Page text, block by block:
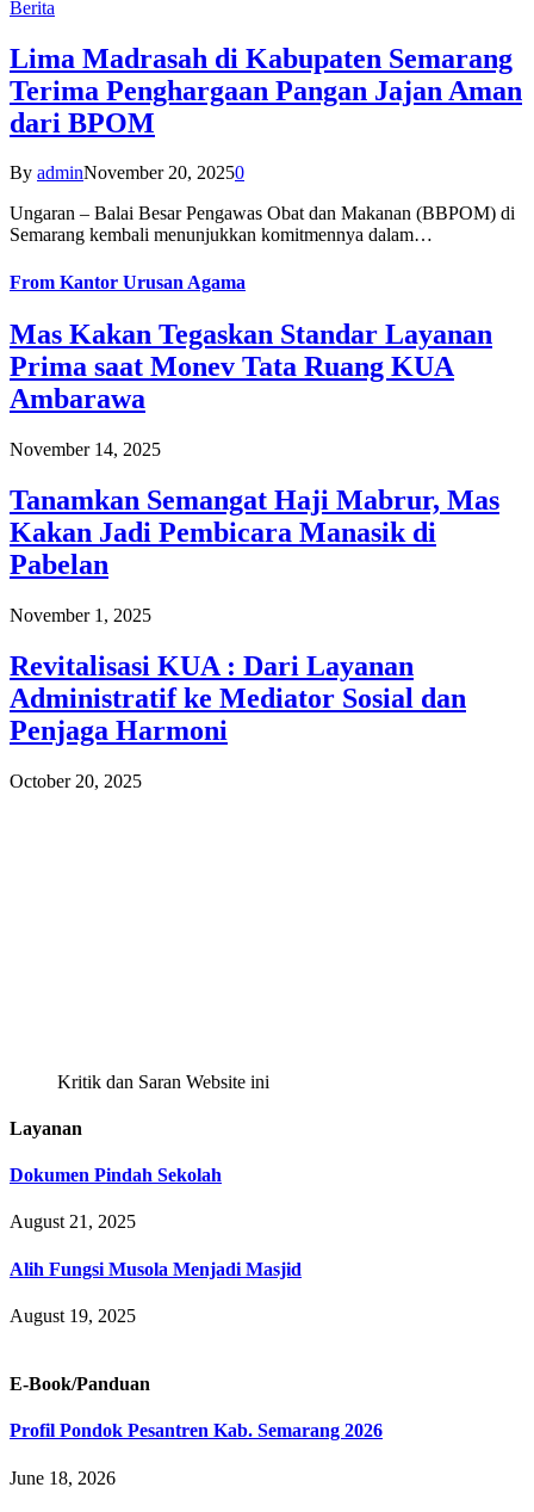
Berita
Lima Madrasah di Kabupaten Semarang
Terima Penghargaan Pangan Jajan Aman
dari BPOM
By adminNovember 20, 20250
Ungaran – Balai Besar Pengawas Obat dan Makanan (BBPOM) di
Semarang kembali menunjukkan komitmennya dalam…
From Kantor Urusan Agama
Mas Kakan Tegaskan Standar Layanan
Prima saat Monev Tata Ruang KUA
Ambarawa
November 14, 2025
Tanamkan Semangat Haji Mabrur, Mas
Kakan Jadi Pembicara Manasik di
Pabelan
November 1, 2025
Revitalisasi KUA : Dari Layanan
Administratif ke Mediator Sosial dan
Penjaga Harmoni
October 20, 2025
Kritik dan Saran Website ini
Layanan
Dokumen Pindah Sekolah
August 21, 2025
Alih Fungsi Musola Menjadi Masjid
August 19, 2025
E-Book/Panduan
Profil Pondok Pesantren Kab. Semarang 2026
June 18, 2026